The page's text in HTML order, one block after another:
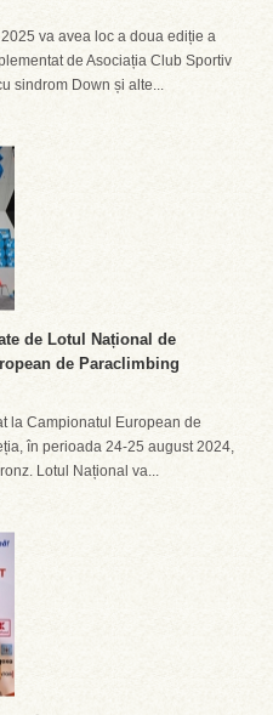
va avea loc a doua ediție a
de Asociația Club Sportiv
sindrom Down și alte...
de Lotul Național de
de Paraclimbing
la Campionatul European de
în perioada 24-25 august 2024,
Lotul Național va...